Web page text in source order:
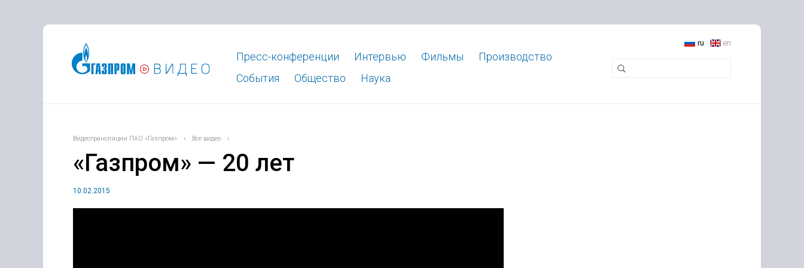
ru en
Пресс-конференции Интервью Фильмы
Производство
События
Общество Наука
Видеотрансляции ПАО «Газпром» › Все видео ›
«Газпром» — 20 лет
10.02.2015